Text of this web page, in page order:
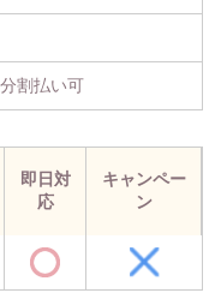
割払い可
即日対
応
キャンペー
ン